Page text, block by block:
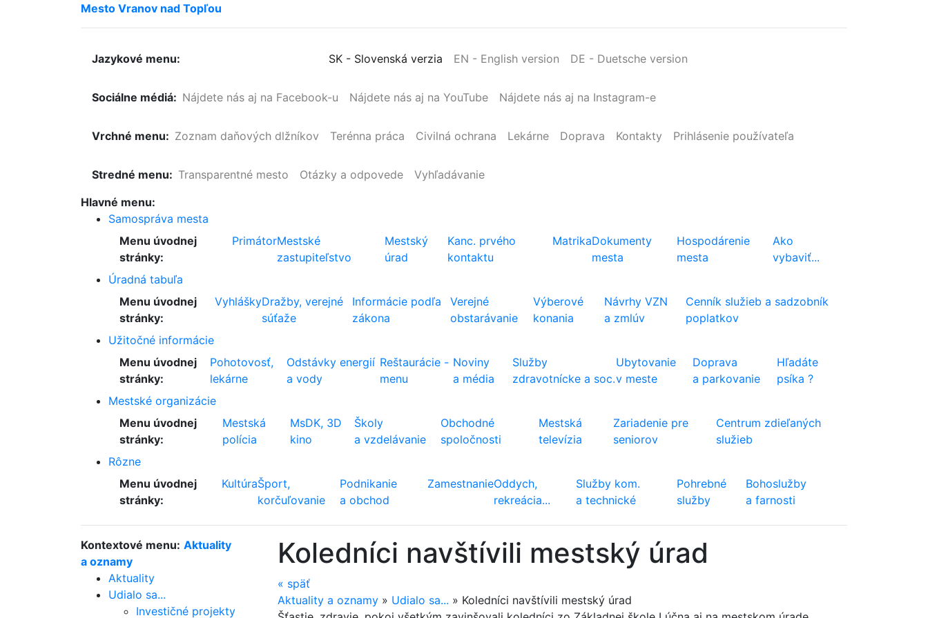
Mesto Vranov nad Topľou
Jazykové menu: SK - Slovenská verzia EN - English version DE - Duetsche version
Sociálne médiá: Nájdete nás aj na Facebook-u Nájdete nás aj na YouTube Nájdete nás aj na Instagram-e
Vrchné menu: Zoznam daňových dlžníkov Terénna práca Civilná ochrana Lekárne Doprava Kontakty Prihlásenie používateľa
Stredné menu: Transparentné mesto Otázky a odpovede
Vyhľadávanie
Hlavné menu:
Samospráva mesta
Menu úvodnej
stránky:
PrimátorMestské
zastupiteľstvo
Mestský
úrad
Kanc. prvého
kontaktu
MatrikaDokumenty
mesta
Hospodárenie
mesta
Ako
vybaviť...
Úradná tabuľa
Menu úvodnej
stránky:
VyhláškyDražby, verejné
súťaže
Informácie podľa
zákona
Verejné
obstarávanie
Výberové
konania
Návrhy VZN
a zmlúv
Cenník služieb a sadzobník
poplatkov
Užitočné informácie
Menu úvodnej
stránky:
Pohotovosť,
lekárne
Odstávky energií
a vody
Reštaurácie -
menu
Noviny
a média
Služby
zdravotnícke a soc.
Ubytovanie
v meste
Doprava
a parkovanie
Hľadáte
psíka ?
Mestské organizácie
Menu úvodnej
stránky:
Mestská
polícia
MsDK, 3D
kino
Školy
a vzdelávanie
Obchodné
spoločnosti
Mestská
televízia
Zariadenie pre
seniorov
Centrum zdieľaných
služieb
Rôzne
Menu úvodnej
stránky:
KultúraŠport,
korčuľovanie
Podnikanie
a obchod
ZamestnanieOddych,
rekreácia...
Služby kom.
a technické
Pohrebné
služby
Bohoslužby
a farnosti
Kontextové menu: Aktuality
a oznamy
Aktuality
Udialo sa...
Investičné projekty
Koledníci navštívili mestský úrad
« späť
Aktuality a oznamy » Udialo sa... » Koledníci navštívili mestský úrad